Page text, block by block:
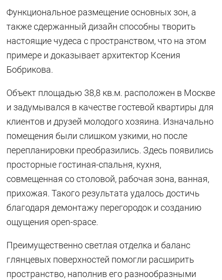
Функциональное размещение основных зон, а
также сдержанный дизайн способны творить
настоящие чудеса с пространством, что на этом
примере и доказывает архитектор Ксения
Бобрикова.
Объект площадью 38,8 кв.м. расположен в Москве
и задумывался в качестве гостевой квартиры для
клиентов и друзей молодого хозяина. Изначально
помещения были слишком узкими, но после
перепланировки преобразились. Здесь появились
просторные гостиная-спальня, кухня,
совмещенная со столовой, рабочая зона, ванная,
прихожая. Такого результата удалось достичь
благодаря демонтажу перегородок и созданию
ощущения open-space.
Преимущественно светлая отделка и баланс
глянцевых поверхностей помогли расширить
пространство, наполнив его разнообразными